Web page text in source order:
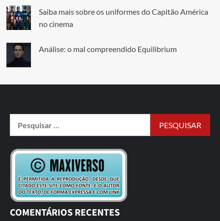
Saiba mais sobre os uniformes do Capitão América
no cinema
Análise: o mal compreendido Equilibrium
COMENTÁRIOS RECENTES